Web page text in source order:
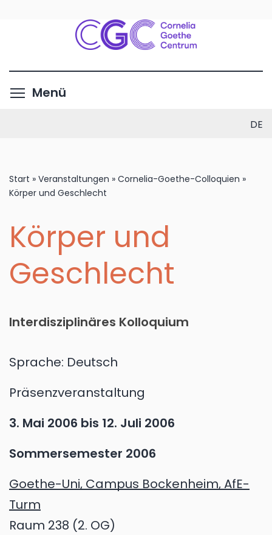
Inhalt
Menü
DE
Start » Veranstaltungen » Cornelia-Goethe-Colloquien »
Körper und Geschlecht
Körper und
Geschlecht
Interdisziplinäres Kolloquium
Sprache: Deutsch
Präsenzveranstaltung
3. Mai 2006 bis 12. Juli 2006
Sommersemester 2006
Goethe-Uni, Campus Bockenheim, AfE-
Turm
Raum 238 (2. OG)